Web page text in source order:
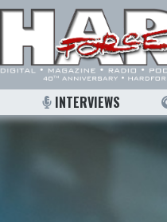
INTERVIEWS